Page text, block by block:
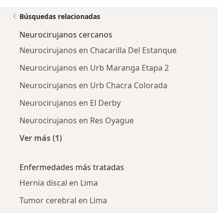
Búsquedas relacionadas
Neurocirujanos cercanos
Neurocirujanos en Chacarilla Del Estanque
Neurocirujanos en Urb Maranga Etapa 2
Neurocirujanos en Urb Chacra Colorada
Neurocirujanos en El Derby
Neurocirujanos en Res Oyague
Ver más (1)
Enfermedades más tratadas
Hernia discal en Lima
Tumor cerebral en Lima